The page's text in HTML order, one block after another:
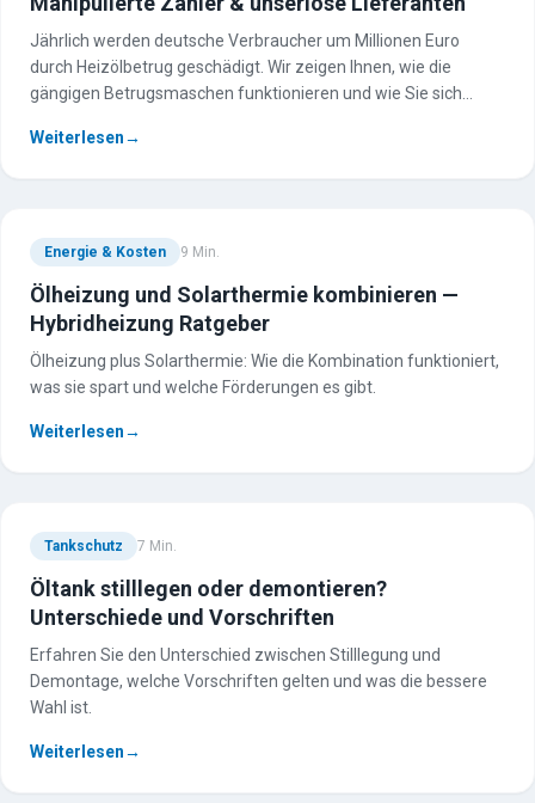
Jährlich werden deutsche Verbraucher um Millionen Euro
durch Heizölbetrug geschädigt. Wir zeigen Ihnen, wie die
gängigen Betrugsmaschen funktionieren und wie Sie sich
Weiterlesen→
Energie & Kosten 9 Min.
Ölheizung und Solarthermie kombinieren —
Hybridheizung Ratgeber
Ölheizung plus Solarthermie: Wie die Kombination funktioniert,
was sie spart und welche Förderungen es gibt.
Weiterlesen→
Tankschutz 7 Min.
Öltank stilllegen oder demontieren?
Unterschiede und Vorschriften
Erfahren Sie den Unterschied zwischen Stilllegung und
Demontage, welche Vorschriften gelten und was die bessere
Wahl ist.
Weiterlesen→